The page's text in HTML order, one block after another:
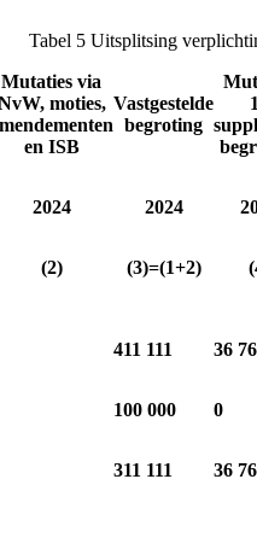
Tabel 5 Uitsplitsing
Mutaties via
moties,
en ISB
Vastgestelde
begroting
2024 2024
(2) (3)=(1+2)
411 111 36
100 000 0
311 111 36